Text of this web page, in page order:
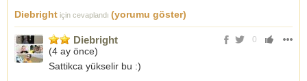
Diebright için cevaplandı (yorumu göster)
0
Diebright
(4 ay önce)
Sattikca yükselir bu :)